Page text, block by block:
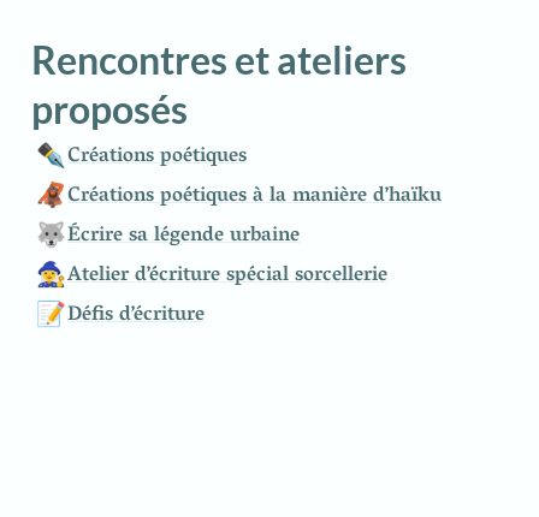
Rencontres et ateliers
proposés
✒️Créations poétiques
🦧Créations poétiques à la manière d’haïku
🐺Écrire sa légende urbaine
🧙‍♀️Atelier d’écriture spécial sorcellerie
📝Défis d’écriture